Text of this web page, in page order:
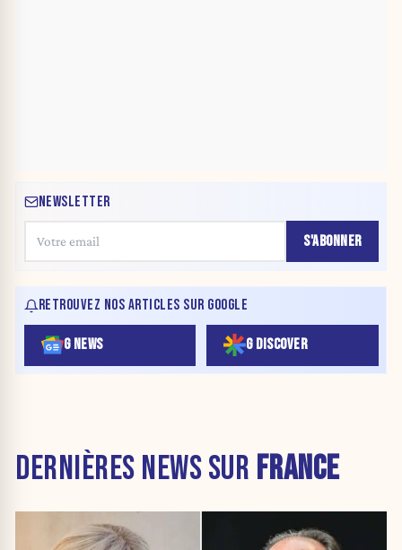
NEWSLETTER
S'ABONNER
RETROUVEZ NOS ARTICLES SUR GOOGLE
G NEWS G DISCOVER
DERNIÈRES NEWS SUR FRANCE